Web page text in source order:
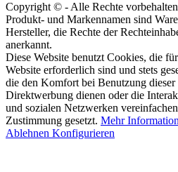
Copyright © - Alle Rechte vorbehalten
Produkt- und Markennamen sind
Hersteller, die Rechte der
anerkannt.
Diese Website benutzt Cookies, die
Website erforderlich sind und stets
die den Komfort bei Benutzung dieser
Direktwerbung dienen oder die
und sozialen Netzwerken
Zustimmung gesetzt. Mehr
Ablehnen Konfigurieren